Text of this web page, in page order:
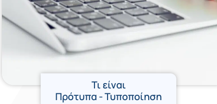
Τι είναι
Πρότυπα - Τυποποίηση